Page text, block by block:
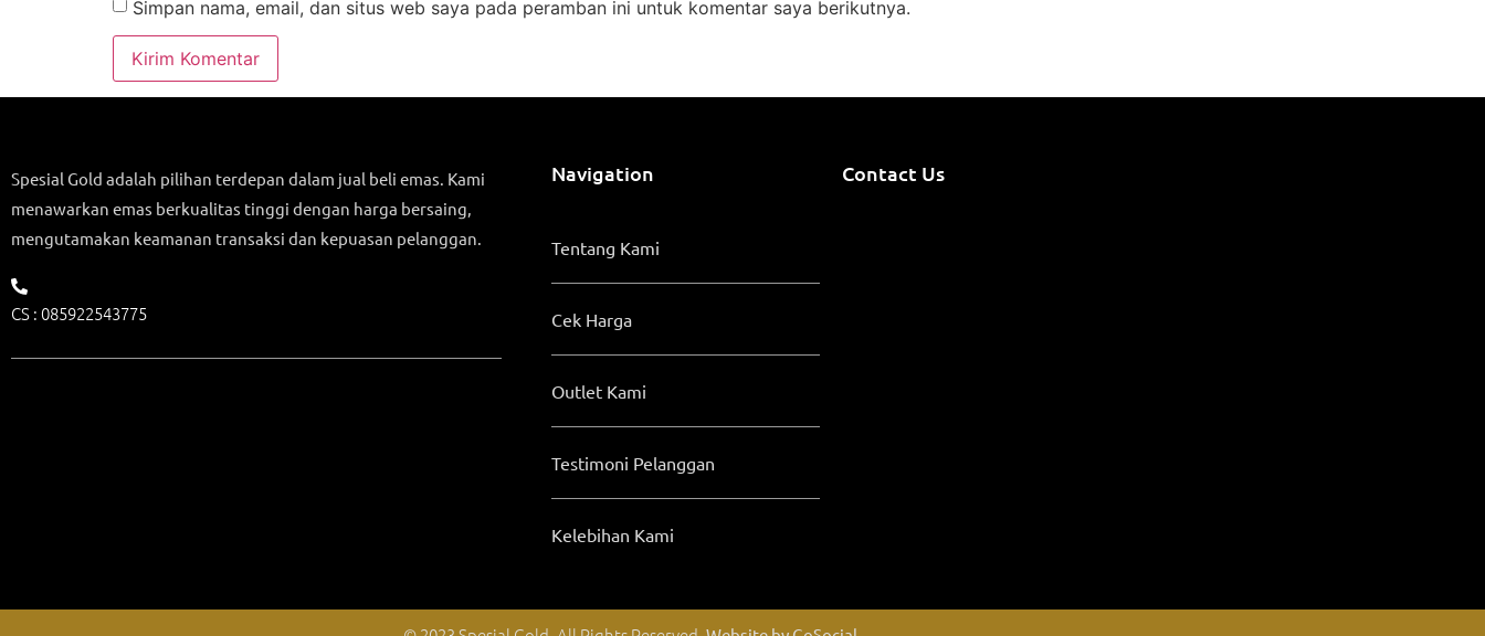
Simpan nama, email, dan situs web saya pada peramban ini untuk komentar saya berikutnya.
Spesial Gold adalah pilihan terdepan dalam jual beli emas. Kami
menawarkan emas berkualitas tinggi dengan harga bersaing,
mengutamakan keamanan transaksi dan kepuasan pelanggan.
CS : 085922543775
Navigation
Tentang Kami
Cek Harga
Outlet Kami
Testimoni Pelanggan
Kelebihan Kami
Contact Us